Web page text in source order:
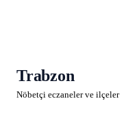
Trabzon
Nöbetçi eczaneler ve ilçeler